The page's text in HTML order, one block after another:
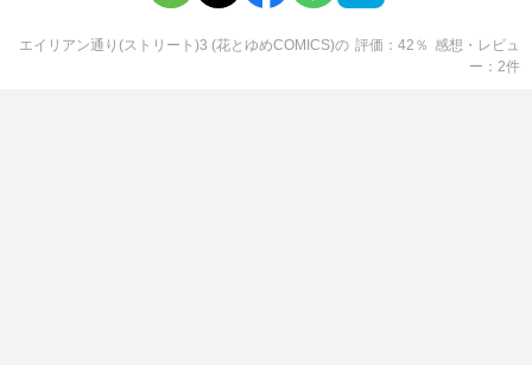
エイリアン通り(ストリート)3 (花とゆめCOMICS)の 評価 42 ％ 感想・レビュ
ー
2件